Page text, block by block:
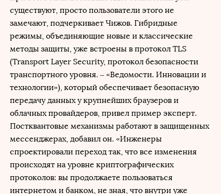
существуют, просто пользователи этого не
замечают, подчеркивает Чижов. Гибридные
режимы, объединяющие новые и классические
методы защиты, уже встроены в протокол TLS
(Transport Layer Security, протокол безопасности
транспортного уровня. – «Ведомости. Инновации и
технологии»), который обеспечивает безопасную
передачу данных у крупнейших браузеров и
облачных провайдеров, привел пример эксперт.
Постквантовые механизмы работают в защищенных
мессенджерах, добавил он. «Инженеры
спроектировали переход так, что все изменения
происходят на уровне криптографических
протоколов: вы продолжаете пользоваться
интернетом и банком, не зная, что внутри уже